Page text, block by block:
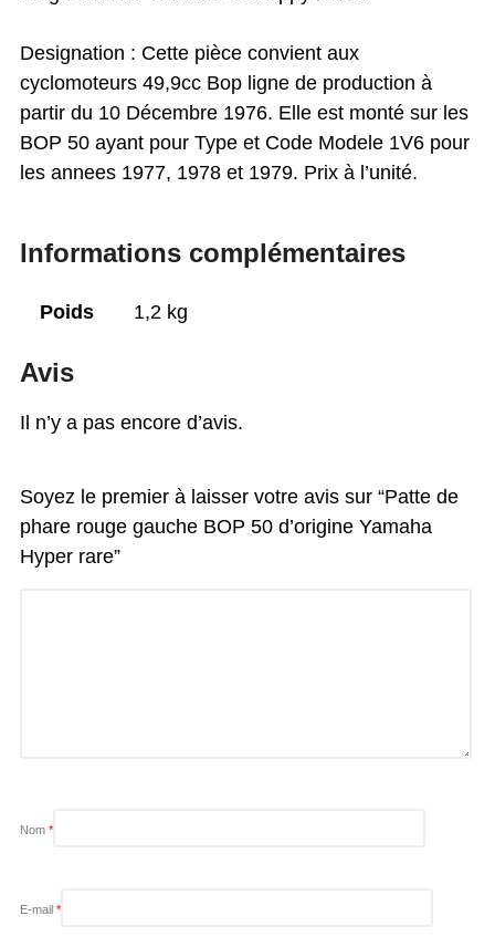
Designation : Cette pièce convient aux
cyclomoteurs 49,9cc Bop ligne de production à
partir du 10 Décembre 1976. Elle est monté sur les
BOP 50 ayant pour Type et Code Modele 1V6 pour
les annees 1977, 1978 et 1979. Prix à l’unité.
Informations complémentaires
Poids 1,2 kg
Avis
Il n’y a pas encore d’avis.
Soyez le premier à laisser votre avis sur “Patte de
phare rouge gauche BOP 50 d’origine Yamaha
Hyper rare”
Nom *
E-mail *